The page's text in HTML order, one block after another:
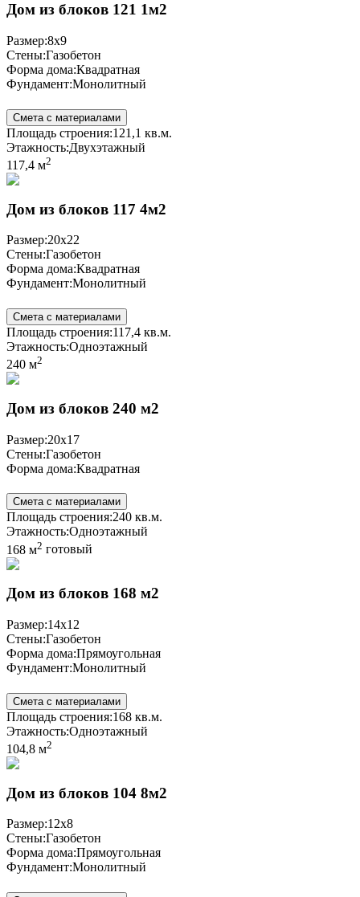
Дом из блоков 121 1м2
Размер:8x9
Стены:Газобетон
Форма дома:Квадратная
Фундамент:Монолитный
Смета с материалами
Площадь строения:121,1 кв.м.
Этажность:Двухэтажный
117,4 м2
Дом из блоков 117 4м2
Размер:20x22
Стены:Газобетон
Форма дома:Квадратная
Фундамент:Монолитный
Смета с материалами
Площадь строения:117,4 кв.м.
Этажность:Одноэтажный
240 м2
Дом из блоков 240 м2
Размер:20x17
Стены:Газобетон
Форма дома:Квадратная
Смета с материалами
Площадь строения:240 кв.м.
Этажность:Одноэтажный
168 м2 готовый
Дом из блоков 168 м2
Размер:14x12
Стены:Газобетон
Форма дома:Прямоугольная
Фундамент:Монолитный
Смета с материалами
Площадь строения:168 кв.м.
Этажность:Одноэтажный
104,8 м2
Дом из блоков 104 8м2
Размер:12x8
Стены:Газобетон
Форма дома:Прямоугольная
Фундамент:Монолитный